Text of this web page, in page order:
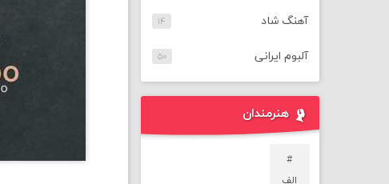
آهنگ شاد ۱۴
آلبوم ایرانی ۵۰
هنرمندان
#
الف